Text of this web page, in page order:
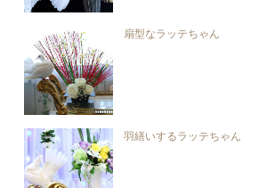
扇型なラッテちゃん
羽繕いするラッテちゃん